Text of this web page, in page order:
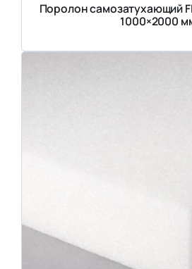
Поролон самозатухающий
1000×2000